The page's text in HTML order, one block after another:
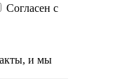
Согласен с
и мы